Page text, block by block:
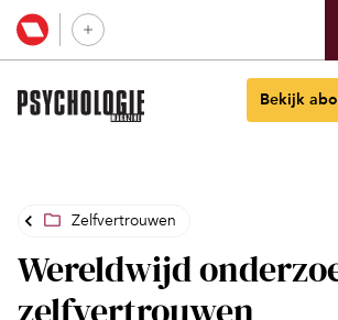
Bekijk
Zelfvertrouwen
Wereldwijd